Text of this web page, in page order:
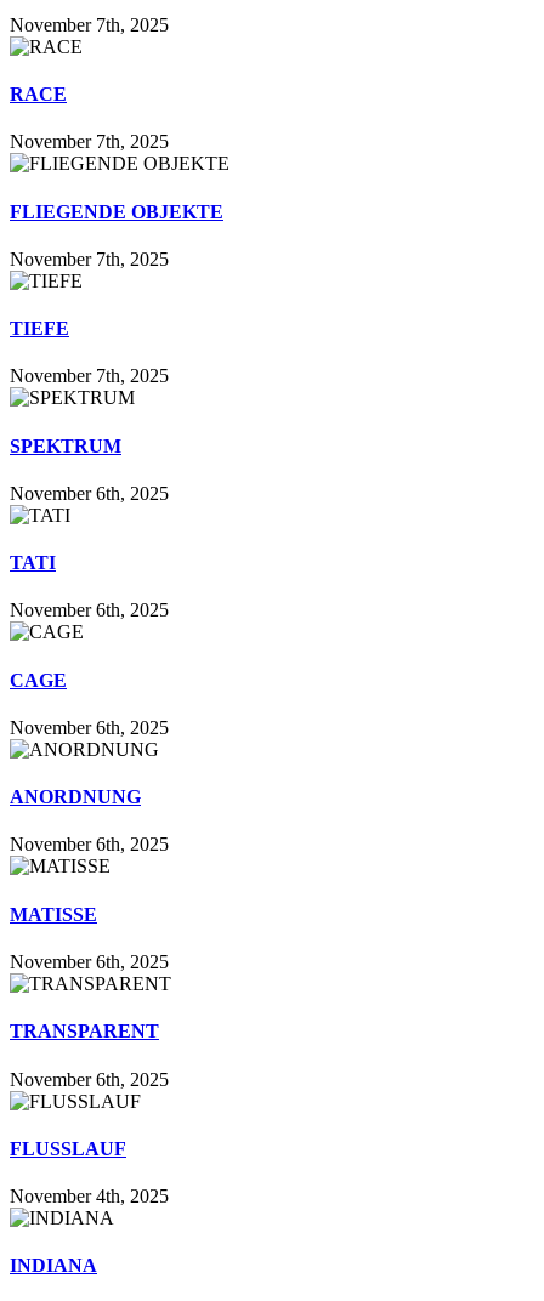
November 7th, 2025
RACE
November 7th, 2025
FLIEGENDE OBJEKTE
November 7th, 2025
TIEFE
November 7th, 2025
SPEKTRUM
November 6th, 2025
TATI
November 6th, 2025
CAGE
November 6th, 2025
ANORDNUNG
November 6th, 2025
MATISSE
November 6th, 2025
TRANSPARENT
November 6th, 2025
FLUSSLAUF
November 4th, 2025
INDIANA